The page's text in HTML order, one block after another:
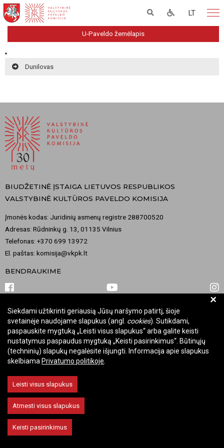
LT
U-Paveldo žemėlapis
Dunilovas
BIUDŽETINĖ ĮSTAIGA LIETUVOS RESPUBLIKOS
VALSTYBINĖ KULTŪROS PAVELDO KOMISIJA
Įmonės kodas: Juridinių asmenų registre 288700520
Adresas: Rūdninkų g. 13, 01135 Vilnius
Telefonas: +370 699 13972
El. paštas: komisija@vkpk.lt
BENDRAUKIME
© 2026 Valstybinė kultūros paveldo komisija. Visos teisės saugomos.
Keisti slapukų nustatymus
+
Siekdami užtikrinti geriausią Jūsų naršymo patirtį, šioje
svetainėje naudojame slapukus (angl. cookies). Sutikdami,
paspauskite mygtuką „Leisti visus slapukus“ arba galite keisti
nustatymus paspaudus mygtuką „Keisti pasirinkimus“. Būtinųjų
(techninių) slapukų negalėsite išjungti. Informacija apie slapukus
skelbiama Privatumo politikoje
Leisti visus slapukus
Atmesti visus slapukus
Keisti pasirinkimus